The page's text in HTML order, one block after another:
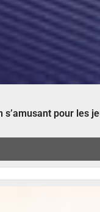
pour les